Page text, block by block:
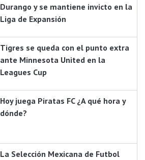
Durango y se mantiene invicto en la
Liga de Expansión
Tigres se queda con el punto extra
ante Minnesota United en la
Leagues Cup
Hoy juega Piratas FC ¿A qué hora y
dónde?
La Selección Mexicana de Futbol